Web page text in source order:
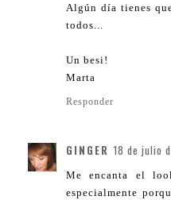
Algún día tienes
todos...
Un besi!
Marta
Responder
GINGER 18 de julio
Me encanta el
especialmente